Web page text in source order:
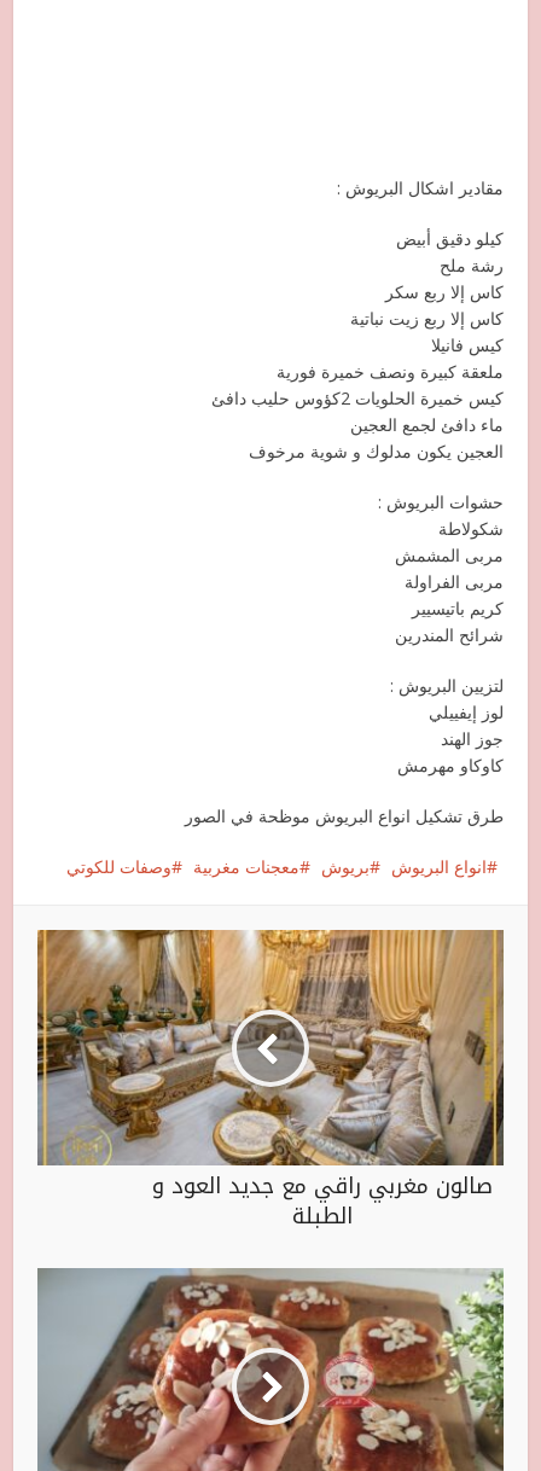
مقادير اشكال البريوش :
كيلو دقيق أبيض
رشة ملح
كاس إلا ربع سكر
كاس إلا ربع زيت نباتية
كيس فانيلا
ملعقة كبيرة ونصف خميرة فورية
كيس خميرة الحلويات 2كؤوس حليب دافئ
ماء دافئ لجمع العجين
العجين يكون مدلوك و شوية مرخوف
حشوات البريوش :
شكولاطة
مربى المشمش
مربى الفراولة
كريم باتيسيير
شرائح المندرين
لتزيين البريوش :
لوز إيفييلي
جوز الهند
كاوكاو مهرمش
طرق تشكيل انواع البريوش موظحة في الصور
انواع البريوش بريوش معجنات مغربية وصفات للكوتي
صالون مغربي راقي مع جديد العود و
الطبلة